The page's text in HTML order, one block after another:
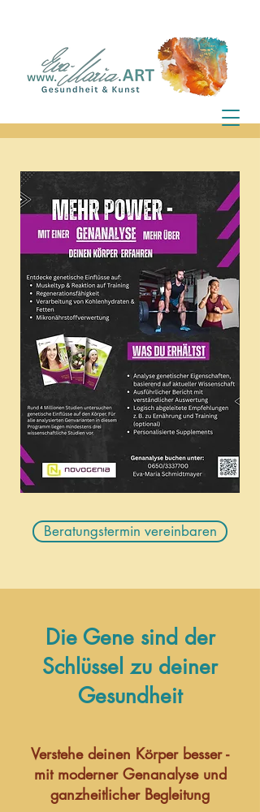
Beratungstermin vereinbaren
Die Gene sind der
Schlüssel zu deiner
Gesundheit
Verstehe deinen Körper besser -
mit moderner Genanalyse und
ganzheitlicher Begleitung